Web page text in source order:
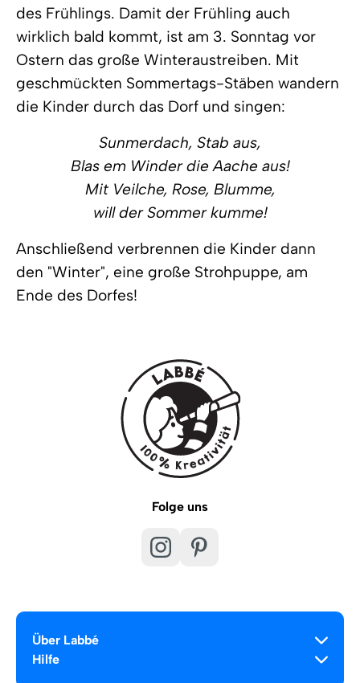
des Frühlings. Damit der Frühling auch
wirklich bald kommt, ist am 3. Sonntag vor
Ostern das große Winteraustreiben. Mit
geschmückten Sommertags-Stäben wandern
die Kinder durch das Dorf und singen:
Sunmerdach, Stab aus,
Blas em Winder die Aache aus!
Mit Veilche, Rose, Blumme,
will der Sommer kumme!
Anschließend verbrennen die Kinder dann
den "Winter", eine große Strohpuppe, am
Ende des Dorfes!
Folge uns
Über Labbé
Hilfe